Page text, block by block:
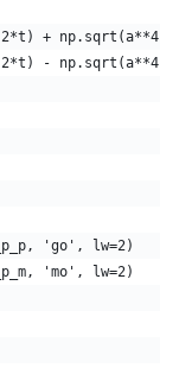
+ np.sqrt(a**4
- np.sqrt(a**4
'go', lw=2)
'mo', lw=2)